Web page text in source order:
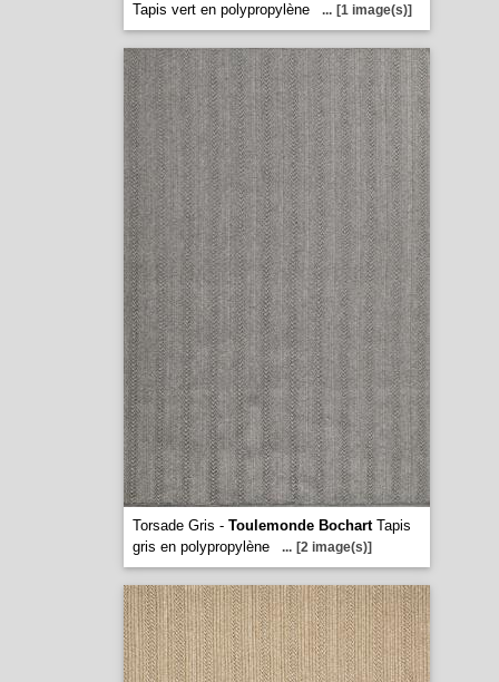
Tapis vert en polypropylène
... [1 image(s)]
Torsade Gris - Toulemonde BochartTapis
gris en polypropylène
... [2 image(s)]